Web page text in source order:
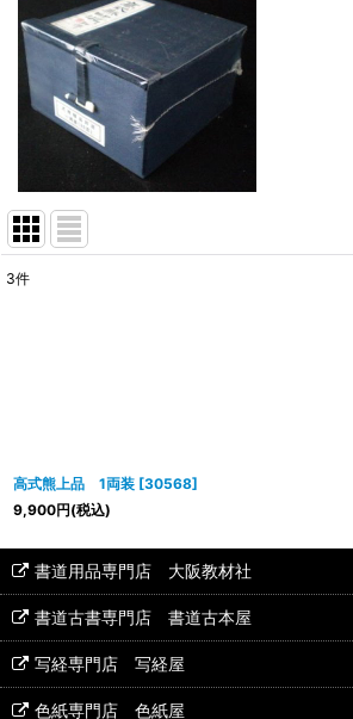
3件
高式熊上品 1両装 [30568]
9,900円(税込)
書道用品専門店 大阪教材社
書道古書専門店 書道古本屋
写経専門店 写経屋
色紙専門店 色紙屋